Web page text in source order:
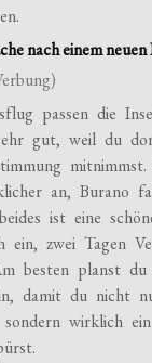
nach einem
passen die
gut, weil du
an, Burano
ist eine
ein, zwei Tagen
besten planst du
damit du nicht
wirklich ein